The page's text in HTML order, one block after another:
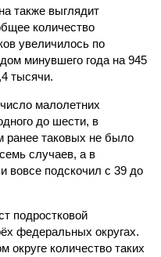
также выглядит
количество
увеличилось по
минувшего года на 945
тысячи.
малолетних
до шести, в
ранее таковых не было
случаев, а в
вовсе подскочил с 39 до
подростковой
федеральных округах.
количество таких